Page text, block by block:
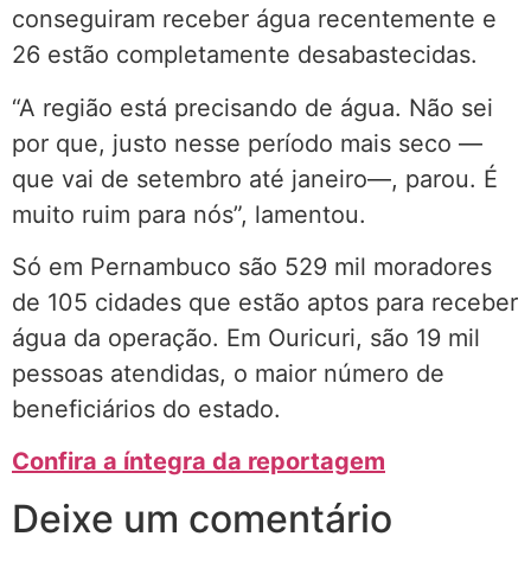
conseguiram receber água recentemente e
26 estão completamente desabastecidas.
“A região está precisando de água. Não sei
por que, justo nesse período mais seco —
que vai de setembro até janeiro—, parou. É
muito ruim para nós”, lamentou.
Só em Pernambuco são 529 mil moradores
de 105 cidades que estão aptos para receber
água da operação. Em Ouricuri, são 19 mil
pessoas atendidas, o maior número de
beneficiários do estado.
Confira a íntegra da reportagem
Deixe um comentário